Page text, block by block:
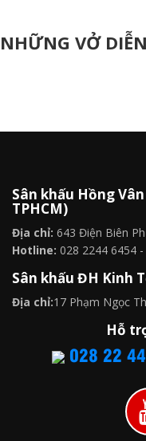
NHỮNG VỞ
Sân khấu Hồng
TPHCM)
Địa chỉ: 643 Điện Biên
Hotline: 028 2244 6454
Sân khấu ĐH Kinh
Địa chỉ:17 Phạm Ngọc
Hỗ
028 22